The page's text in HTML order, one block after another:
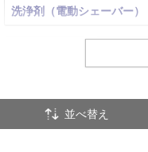
洗浄剤（電動シェーバー）
脱毛・
並べ替え